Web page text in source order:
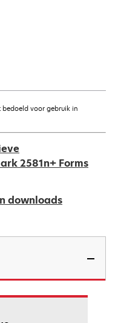
bedoeld voor gebruik in
2581n+ Forms
downloads